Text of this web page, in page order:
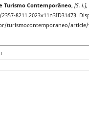
Turismo Contemporâneo, [S. l.],
8211.2023v11n3ID31473.
turismocontemporaneo/article/